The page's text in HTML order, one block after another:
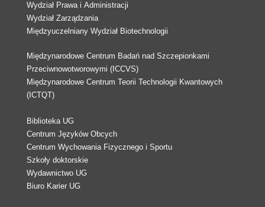
Wydział Prawa i Administracji
Wydział Zarządzania
Międzyuczelniany Wydział Biotechnologii
Międzynarodowe Centrum Badań nad Szczepionkami
Przeciwnowotworowymi (ICCVS)
Międzynarodowe Centrum Teorii Technologii Kwantowych
(ICTQT)
Biblioteka UG
Centrum Języków Obcych
Centrum Wychowania Fizycznego i Sportu
Szkoły doktorskie
Wydawnictwo UG
Biuro Karier UG